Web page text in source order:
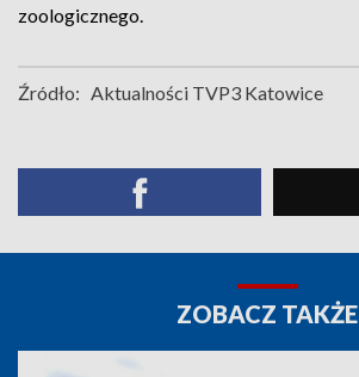
zoologicznego.
Źródło: Aktualności TVP3 Katowice
ZOBACZ TAKŻE